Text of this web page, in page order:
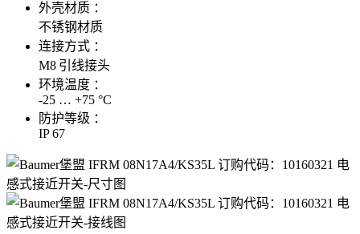
外壳材质 ：
不锈钢材质
连接方式 ：
M8 引线接头
环境温度 ：
-25 … +75 °C
防护等级 ：
IP 67